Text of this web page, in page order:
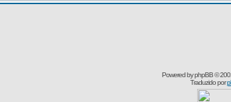
Powered byphpBB©
Traduzido por